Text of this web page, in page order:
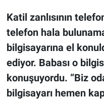
Katil zanlısının
telefon hala
bilgisayarına el
ediyor. Babası o
konuşuyordu. “Biz
bilgisayarı hemen